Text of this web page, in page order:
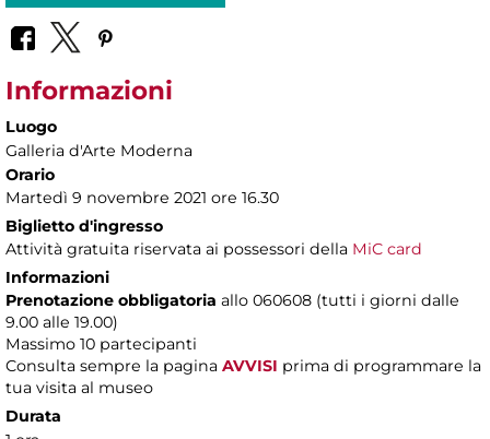
Informazioni
Luogo
Galleria d'Arte Moderna
Orario
Martedì 9 novembre 2021 ore 16.30
Biglietto d'ingresso
Attività gratuita riservata ai possessori della MiC card
Informazioni
Prenotazione obbligatoria allo 060608 (tutti i giorni dalle
9.00 alle 19.00)
Massimo 10 partecipanti
Consulta sempre la pagina AVVISI prima di programmare la
tua visita al museo
Durata